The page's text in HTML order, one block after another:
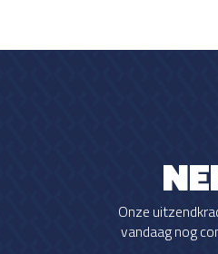
Onze
vandaag nog